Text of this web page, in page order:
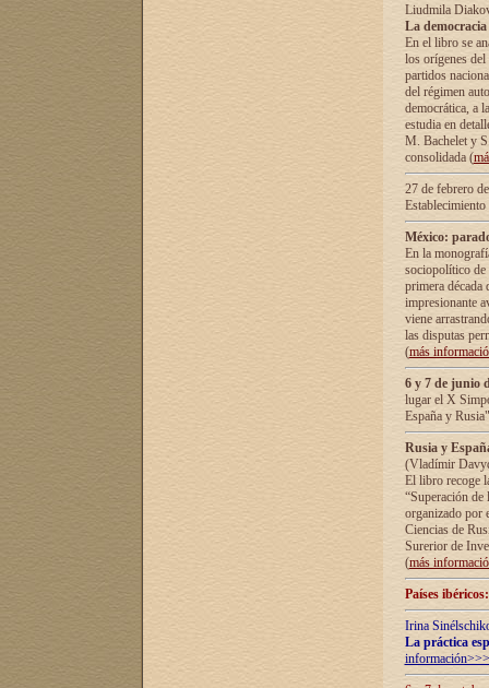
Liudmila
La
En el libro se
los orígenes
partidos
del régimen
democrática, а
estudia en
М. Bachelet у
consolidada (
27 de febrero
México:
En la
sociopolítico de
primera década
impresionante
viene
las disputas
(más
6 y 7 de junio
lugar el X
España y
Rusia y
(Vladímir
El libro recoge
“Superación
organizado por
Ciencias de
Surerior de
(más
Países
Irina
La práctica
información>>>